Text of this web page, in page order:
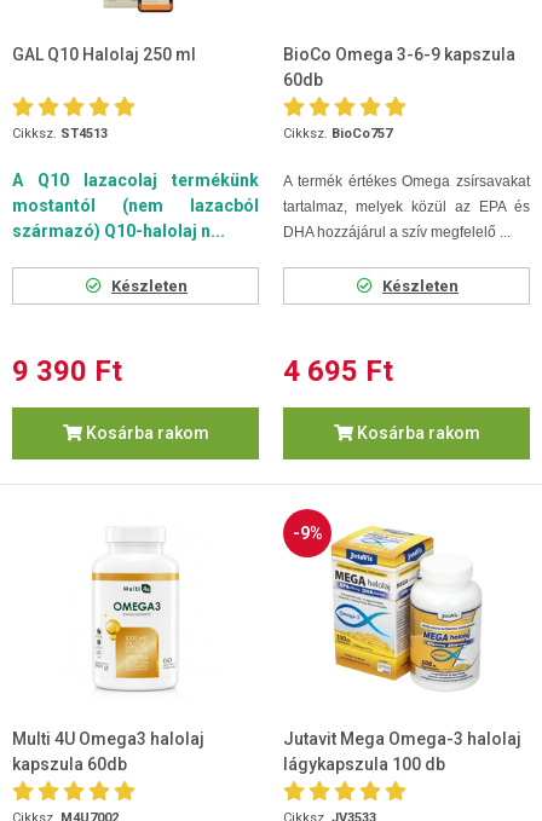
GAL Q10 Halolaj 250 ml
Cikksz. ST4513
A Q10 lazacolaj termékünk
mostantól (nem lazacból
származó) Q10-halolaj n...
Készleten
9 390 Ft
Kosárba rakom
BioCo Omega 3-6-9 kapszula
60db
Cikksz. BioCo757
A termék értékes Omega zsírsavakat
tartalmaz, melyek közül az EPA és
DHA hozzájárul a szív megfelelő ...
Készleten
4 695 Ft
Kosárba rakom
Multi 4U Omega3 halolaj
kapszula 60db
-9%
Jutavit Mega Omega-3 halolaj
lágykapszula 100 db